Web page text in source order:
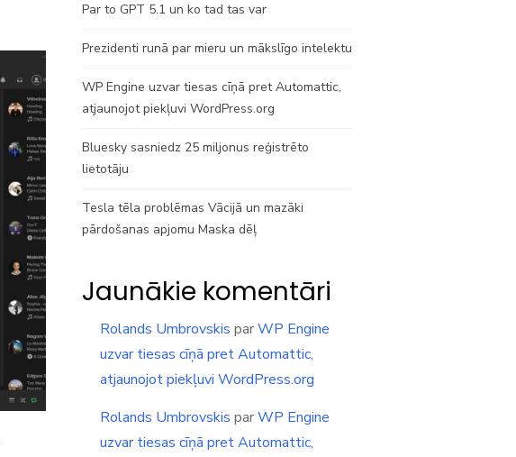
Par to GPT 5.1 un ko tad tas var
Prezidenti runā par mieru un mākslīgo intelektu
WP Engine uzvar tiesas cīņā pret Automattic,
atjaunojot piekļuvi WordPress.org
Bluesky sasniedz 25 miljonus reģistrēto
lietotāju
Tesla tēla problēmas Vācijā un mazāki
pārdošanas apjomu Maska dēļ
Jaunākie komentāri
Rolands Umbrovskis parWP Engine
uzvar tiesas cīņā pret Automattic,
atjaunojot piekļuvi WordPress.org
Rolands Umbrovskis parWP Engine
uzvar tiesas cīņā pret Automattic,